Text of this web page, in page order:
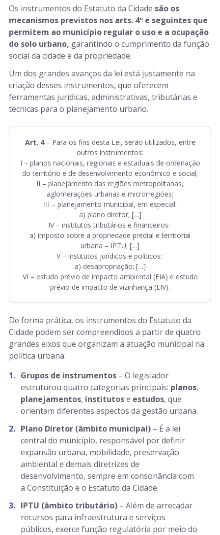
Os instrumentos do Estatuto da Cidade são os
mecanismos previstos nos arts. 4º e seguintes que
permitem ao município regular o uso e a ocupação
do solo urbano, garantindo o cumprimento da função
social da cidade e da propriedade.
Um dos grandes avanços da lei está justamente na
criação desses instrumentos, que oferecem
ferramentas jurídicas, administrativas, tributárias e
técnicas para o planejamento urbano.
Art. 4– Para os fins desta Lei, serão utilizados, entre
outros instrumentos:
I – planos nacionais, regionais e estaduais de ordenação
do território e de desenvolvimento econômico e social;
II – planejamento das regiões metropolitanas,
aglomerações urbanas e microrregiões;
III – planejamento municipal, em especial:
a) plano diretor; […]
IV – institutos tributários e financeiros:
a) imposto sobre a propriedade predial e territorial
urbana – IPTU; […]
V – institutos jurídicos e políticos:
a) desapropriação; […]
VI – estudo prévio de impacto ambiental (EIA) e estudo
prévio de impacto de vizinhança (EIV).
De forma prática, os instrumentos do Estatuto da
Cidade podem ser compreendidos a partir de quatro
grandes eixos que organizam a atuação municipal na
política urbana:
Grupos de instrumentos – O legislador
estruturou quatro categorias principais: planos,
planejamentos, institutose estudos, que
orientam diferentes aspectos da gestão urbana.
Plano Diretor (âmbito municipal) – É a lei
central do município, responsável por definir
expansão urbana, mobilidade, preservação
ambiental e demais diretrizes de
desenvolvimento, sempre em consonância com
a Constituição e o Estatuto da Cidade.
IPTU (âmbito tributário) – Além de arrecadar
recursos para infraestrutura e serviços
públicos, exerce função regulatória por meio do